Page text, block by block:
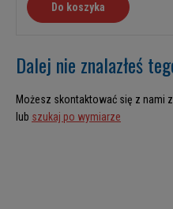
Do koszyka
Dalej nie znalazłeś
Możesz skontaktować się z nami
lub szukaj po wymiarze